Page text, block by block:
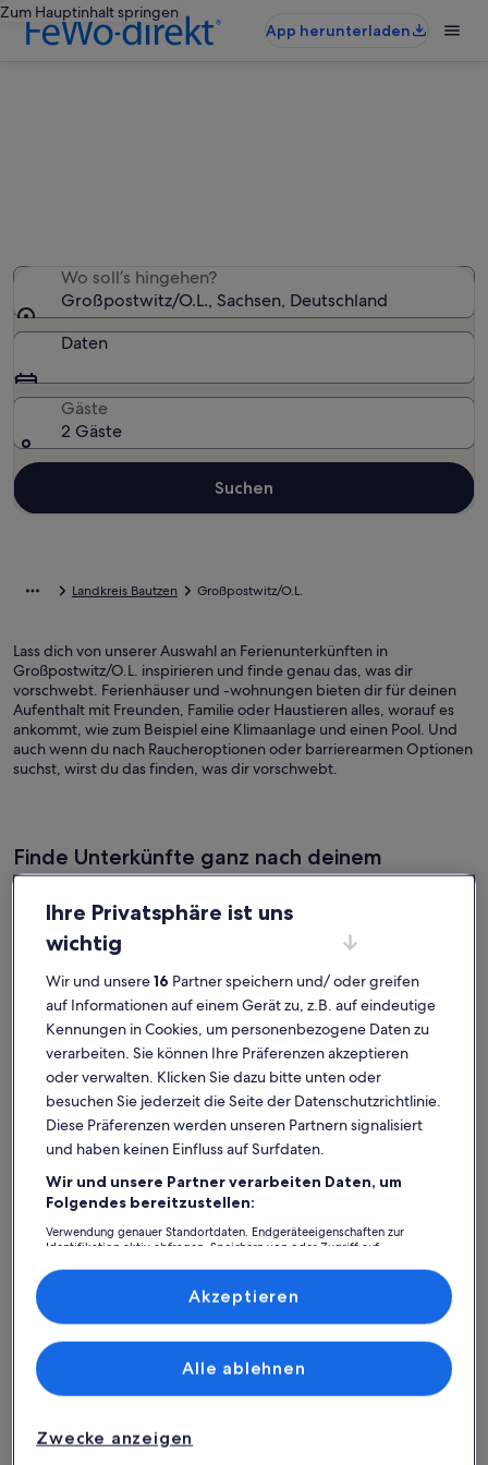
Zum Hauptinhalt springen
App herunterladen
Wo soll’s hingehen?
Großpostwitz/O.L., Sachsen, Deutschland
Daten
Gäste
2 Gäste
Suchen
Landkreis Bautzen Großpostwitz/O.L.
Lass dich von unserer Auswahl an Ferienunterkünften in
Großpostwitz/O.L. inspirieren und finde genau das, was dir
vorschwebt. Ferienhäuser und -wohnungen bieten dir für deinen
Aufenthalt mit Freunden, Familie oder Haustieren alles, worauf es
ankommt, wie zum Beispiel eine Klimaanlage und einen Pool. Und
auch wenn du nach Raucheroptionen oder barrierearmen Optionen
suchst, wirst du das finden, was dir vorschwebt.
Finde Unterkünfte ganz nach deinem
Geschmack
Ferienhaus
Suche nach Ferienhäusern
Ferienwohnung/Apartment
Suche nach Ferienwohnungen
Großpostwitz/O.L.: Finde deine
perfekte Unterkunft
Weitere Infos zu Ferienwohnung im Schwedenhaus Weitere
Ihre Privatsphäre ist uns
wichtig
Wir und unsere16 Partner speichern und/ oder greifen
auf Informationen auf einem Gerät zu, z.B. auf eindeutige
Kennungen in Cookies, um personenbezogene Daten zu
verarbeiten. Sie können Ihre Präferenzen akzeptieren
oder verwalten. Klicken Sie dazu bitte unten oder
besuchen Sie jederzeit die Seite der Datenschutzrichtlinie.
Diese Präferenzen werden unseren Partnern signalisiert
und haben keinen Einfluss auf Surfdaten.
Wir und unsere Partner verarbeiten Daten, um
Folgendes bereitzustellen:
Verwendung genauer Standortdaten. Endgeräteeigenschaften zur
Identifikation aktiv abfragen. Speichern von oder Zugriff auf
Inhalte, Messung von Werbeleistung und der Performance von Inhalten,
Zielgruppenforschung sowie Entwicklung und Verbesserung von
Liste der Partner (Lieferanten)
Zwecke anzeigen
Alle ablehnen
Akzeptieren